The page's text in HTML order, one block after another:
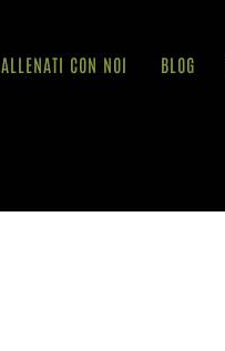
ALLENATI CON NOI BLOG